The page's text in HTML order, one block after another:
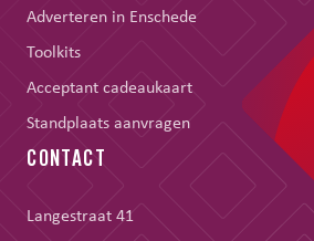
Adverteren in Enschede
Toolkits
Acceptant cadeaukaart
Standplaats aanvragen
CONTACT
Langestraat 41